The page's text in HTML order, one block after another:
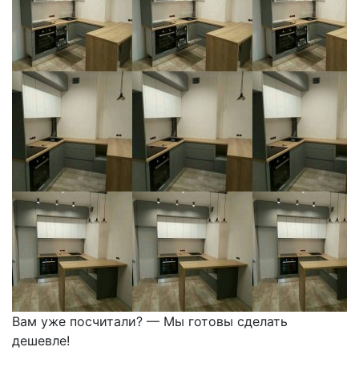
Вам уже посчитали? — Мы готовы сделать
дешевле!